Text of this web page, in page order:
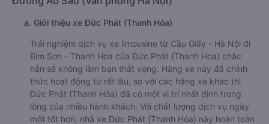
a. Giới thiệu xe Đức Phát (Thanh Hóa)
Trải nghiệm dịch vụ xe limousine từ Cầu Giấy - Hà Nội đi
Bỉm Sơn - Thanh Hóa của Đức Phát (Thanh Hóa) chắc
hẳn sẽ không làm bạn thất vọng. Hãng xe này đã chính
thức hoạt động từ rất lâu, so với các hãng xe khác thì
Đức Phát (Thanh Hóa) đã có một vị trí nhất định trong
lòng của nhiều hành khách. Với chất lượng dịch vụ ngày
một tốt hơn, nhà xe Đức Phát (Thanh Hóa) này hoàn toàn